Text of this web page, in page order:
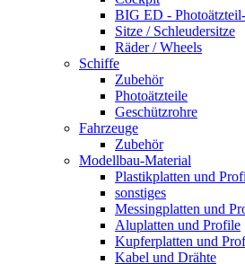
BIG ED -
Sitze / Schleudersitze
Räder / Wheels
Schiffe
Zubehör
Photoätzteile
Geschützrohre
Fahrzeuge
Zubehör
Modellbau-Material
Plastikplatten und
sonstiges
Messingplatten und
Aluplatten und Profile
Kupferplatten und
Kabel und Drähte